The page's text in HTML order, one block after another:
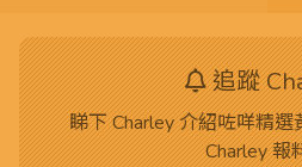
追蹤
睇下 Charley 介紹咗咩精
Charley 報